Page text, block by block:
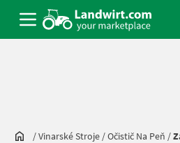
/Vinarské Stroje /Očistič Na Peň /